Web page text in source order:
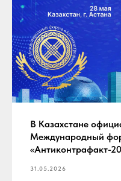
В Казахстане
Международный
«Антиконтрафакт-
31.05.2026